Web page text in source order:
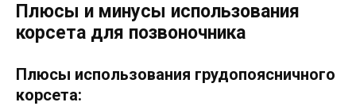
Плюсы и минусы использования
корсета для позвоночника
Плюсы использования грудопоясничного
корсета: